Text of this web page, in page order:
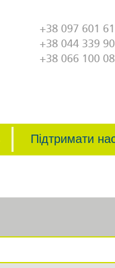
+38 097 601
+38 044 339
+38 066 100
Підтримати